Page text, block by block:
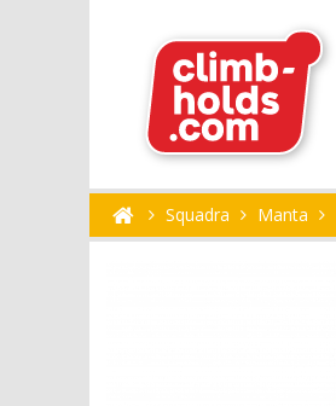
Squadra Manta